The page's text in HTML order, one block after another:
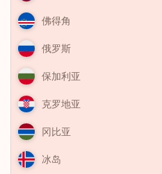
佛得角
俄罗斯
保加利亚
克罗地亚
冈比亚
冰岛